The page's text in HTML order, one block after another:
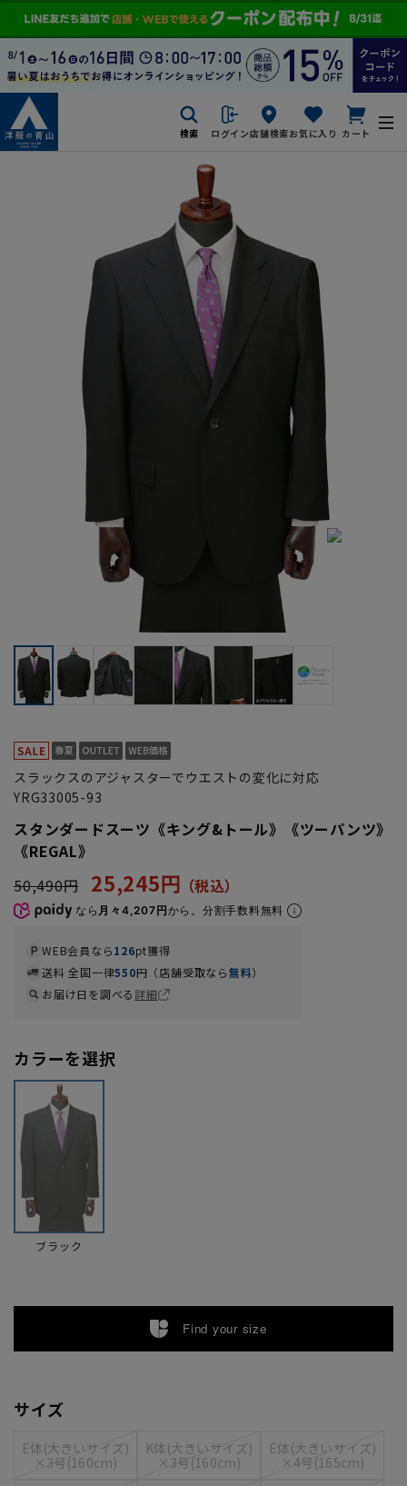
検索 ログイン店舗検索お気に入り カート
スラックスのアジャスターでウエストの変化に対応
YRG33005-93
スタンダードスーツ《キング&トール》《ツーパンツ》
《REGAL》
50,490円
25,245円
なら 月々4,207円から。分割手数料無料
WEB会員なら126pt獲得
送料 全国一律550円（店舗受取なら無料）
お届け日を調べる詳細
カラーを選択
ブラック
Find your size
サイズ
E体(大きいサイズ)
×3号(160cm)
K体(大きいサイズ)
×3号(160cm)
E体(大きいサイズ)
×4号(165cm)